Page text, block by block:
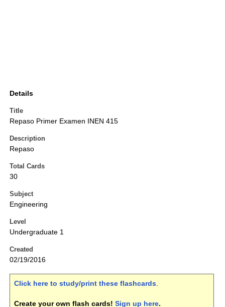
Details
Title
Repaso Primer Examen INEN 415
Description
Repaso
Total Cards
30
Subject
Engineering
Level
Undergraduate 1
Created
02/19/2016
Click here to study/print these flashcards.
Create your own flash cards! Sign up here.